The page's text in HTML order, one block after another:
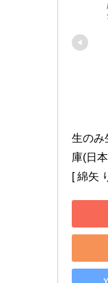
生のみ
庫(日
[ 綿矢